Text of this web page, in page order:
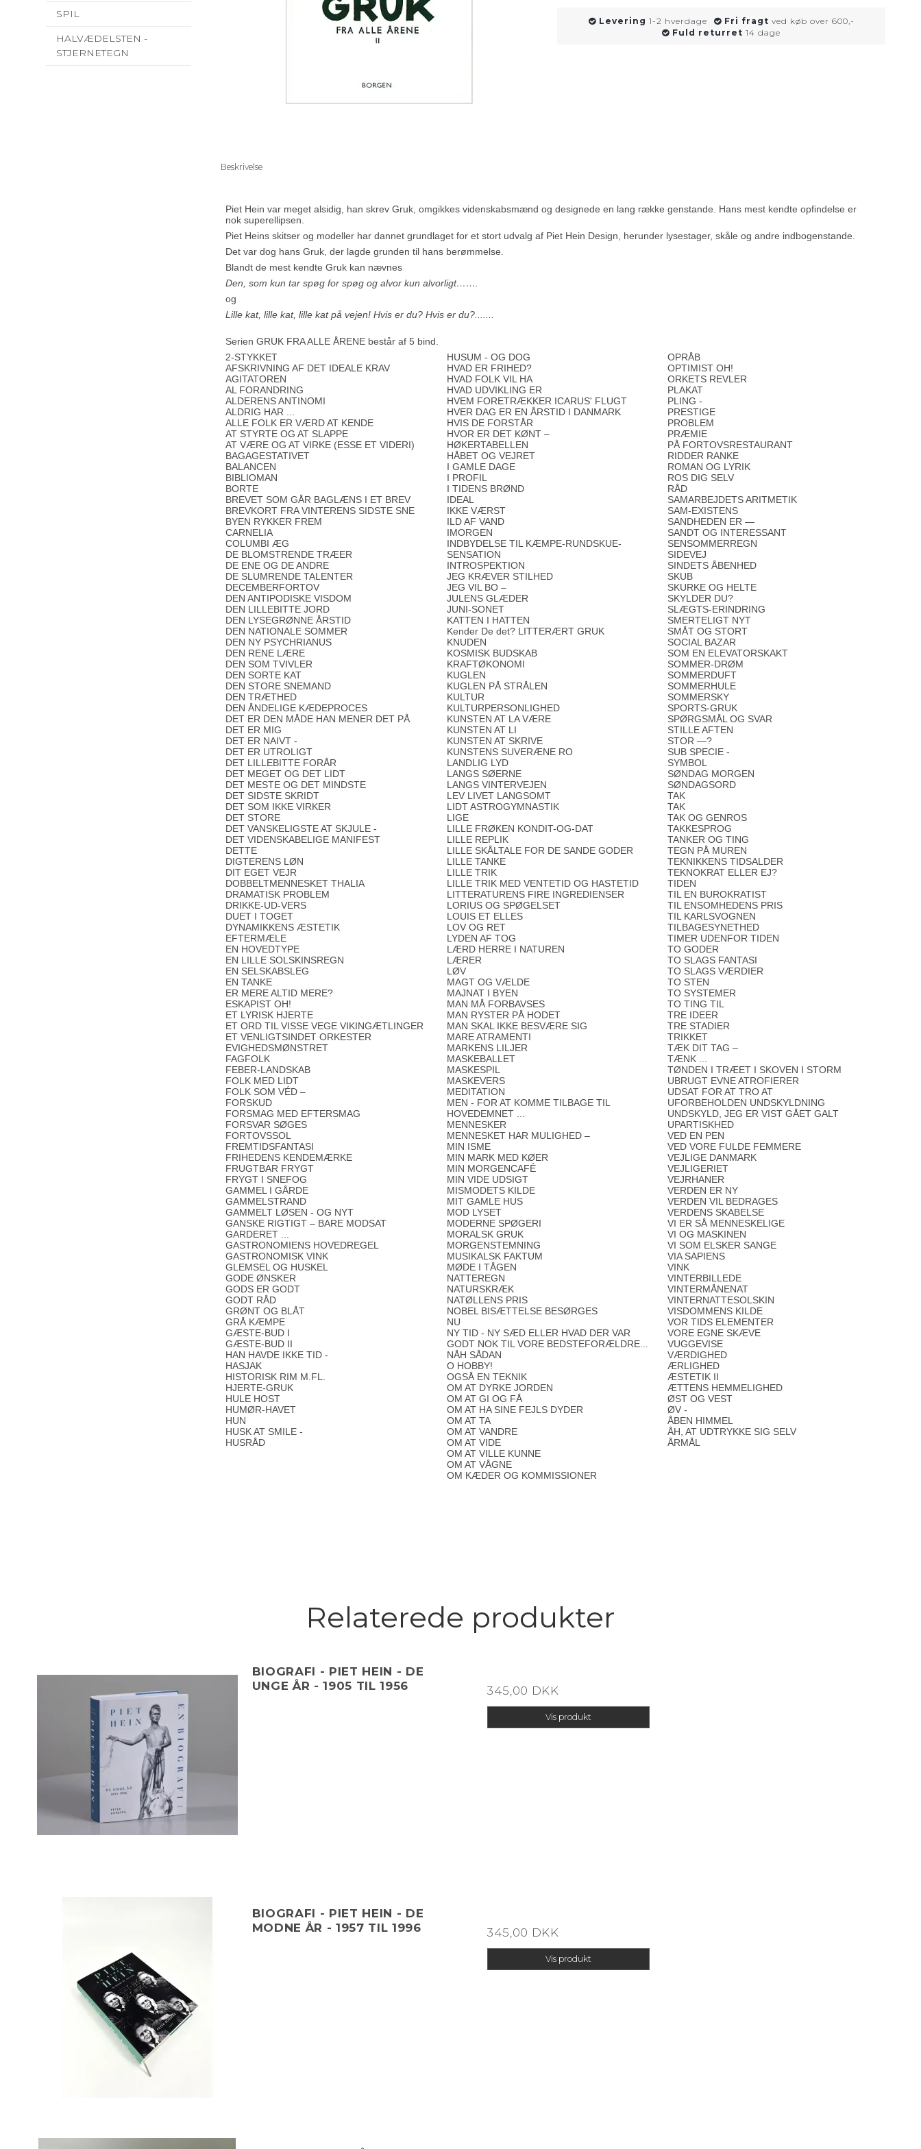
SPIL
HALVÆDELSTEN -
STJERNETEGN
Levering 1-2 hverdage Fri fragt ved køb over 600,-
Fuld returret 14 dage
Beskrivelse
Piet Hein var meget alsidig, han skrev Gruk, omgikkes videnskabsmænd og designede en lang række genstande. Hans mest kendte opfindelse er
nok superellipsen.
Piet Heins skitser og modeller har dannet grundlaget for et stort udvalg af Piet Hein Design, herunder lysestager, skåle og andre indbogenstande.
Det var dog hans Gruk, der lagde grunden til hans berømmelse.
Blandt de mest kendte Gruk kan nævnes
Den, som kun tar spøg for spøg og alvor kun alvorligt…….
og
Lille kat, lille kat, lille kat på vejen! Hvis er du? Hvis er du?.......
Serien GRUK FRA ALLE ÅRENE består af 5 bind.
2-STYKKET
AFSKRIVNING AF DET IDEALE KRAV
AGITATOREN
AL FORANDRING
ALDERENS ANTINOMI
ALDRIG HAR ...
ALLE FOLK ER VÆRD AT KENDE
AT STYRTE OG AT SLAPPE
AT VÆRE OG AT VIRKE (ESSE ET VIDERI)
BAGAGESTATIVET
BALANCEN
BIBLIOMAN
BORTE
BREVET SOM GÅR BAGLÆNS I ET BREV
BREVKORT FRA VINTERENS SIDSTE SNE
BYEN RYKKER FREM
CARNELIA
COLUMBI ÆG
DE BLOMSTRENDE TRÆER
DE ENE OG DE ANDRE
DE SLUMRENDE TALENTER
DECEMBERFORTOV
DEN ANTIPODISKE VISDOM
DEN LILLEBITTE JORD
DEN LYSEGRØNNE ÅRSTID
DEN NATIONALE SOMMER
DEN NY PSYCHRIANUS
DEN RENE LÆRE
DEN SOM TVIVLER
DEN SORTE KAT
DEN STORE SNEMAND
DEN TRÆTHED
DEN ÅNDELIGE KÆDEPROCES
DET ER DEN MÅDE HAN MENER DET PÅ
DET ER MIG
DET ER NAIVT -
DET ER UTROLIGT
DET LILLEBITTE FORÅR
DET MEGET OG DET LIDT
DET MESTE OG DET MINDSTE
DET SIDSTE SKRIDT
DET SOM IKKE VIRKER
DET STORE
DET VANSKELIGSTE AT SKJULE -
DET VIDENSKABELIGE MANIFEST
DETTE
DIGTERENS LØN
DIT EGET VEJR
DOBBELTMENNESKET THALIA
DRAMATISK PROBLEM
DRIKKE-UD-VERS
DUET I TOGET
DYNAMIKKENS ÆSTETIK
EFTERMÆLE
EN HOVEDTYPE
EN LILLE SOLSKINSREGN
EN SELSKABSLEG
EN TANKE
ER MERE ALTID MERE?
ESKAPIST OH!
ET LYRISK HJERTE
ET ORD TIL VISSE VEGE VIKINGÆTLINGER
ET VENLIGTSINDET ORKESTER
EVIGHEDSMØNSTRET
FAGFOLK
FEBER-LANDSKAB
FOLK MED LIDT
FOLK SOM VÉD –
FORSKUD
FORSMAG MED EFTERSMAG
FORSVAR SØGES
FORTOVSSOL
FREMTIDSFANTASI
FRIHEDENS KENDEMÆRKE
FRUGTBAR FRYGT
FRYGT I SNEFOG
GAMMEL I GÅRDE
GAMMELSTRAND
GAMMELT LØSEN - OG NYT
GANSKE RIGTIGT – BARE MODSAT
GARDERET ...
GASTRONOMIENS HOVEDREGEL
GASTRONOMISK VINK
GLEMSEL OG HUSKEL
GODE ØNSKER
GODS ER GODT
GODT RÅD
GRØNT OG BLÅT
GRÅ KÆMPE
GÆSTE-BUD I
GÆSTE-BUD II
HAN HAVDE IKKE TID -
HASJAK
HISTORISK RIM M.FL.
HJERTE-GRUK
HULE HOST
HUMØR-HAVET
HUN
HUSK AT SMILE -
HUSRÅD
HUSUM - OG DOG
HVAD ER FRIHED?
HVAD FOLK VIL HA
HVAD UDVIKLING ER
HVEM FORETRÆKKER ICARUS' FLUGT
HVER DAG ER EN ÅRSTID I DANMARK
HVIS DE FORSTÅR
HVOR ER DET KØNT –
HØKERTABELLEN
HÅBET OG VEJRET
I GAMLE DAGE
I PROFIL
I TIDENS BRØND
IDEAL
IKKE VÆRST
ILD AF VAND
IMORGEN
INDBYDELSE TIL KÆMPE-RUNDSKUE-
SENSATION
INTROSPEKTION
JEG KRÆVER STILHED
JEG VIL BO –
JULENS GLÆDER
JUNI-SONET
KATTEN I HATTEN
Kender De det? LITTERÆRT GRUK
KNUDEN
KOSMISK BUDSKAB
KRAFTØKONOMI
KUGLEN
KUGLEN PÅ STRÅLEN
KULTUR
KULTURPERSONLIGHED
KUNSTEN AT LA VÆRE
KUNSTEN AT LI
KUNSTEN AT SKRIVE
KUNSTENS SUVERÆNE RO
LANDLIG LYD
LANGS SØERNE
LANGS VINTERVEJEN
LEV LIVET LANGSOMT
LIDT ASTROGYMNASTIK
LIGE
LILLE FRØKEN KONDIT-OG-DAT
LILLE REPLIK
LILLE SKÅLTALE FOR DE SANDE GODER
LILLE TANKE
LILLE TRIK
LILLE TRIK MED VENTETID OG HASTETID
LITTERATURENS FIRE INGREDIENSER
LORIUS OG SPØGELSET
LOUIS ET ELLES
LOV OG RET
LYDEN AF TOG
LÆRD HERRE I NATUREN
LÆRER
LØV
MAGT OG VÆLDE
MAJNAT I BYEN
MAN MÅ FORBAVSES
MAN RYSTER PÅ HODET
MAN SKAL IKKE BESVÆRE SIG
MARE ATRAMENTI
MARKENS LILJER
MASKEBALLET
MASKESPIL
MASKEVERS
MEDITATION
MEN - FOR AT KOMME TILBAGE TIL
HOVEDEMNET ...
MENNESKER
MENNESKET HAR MULIGHED –
MIN ISME
MIN MARK MED KØER
MIN MORGENCAFÉ
MIN VIDE UDSIGT
MISMODETS KILDE
MIT GAMLE HUS
MOD LYSET
MODERNE SPØGERI
MORALSK GRUK
MORGENSTEMNING
MUSIKALSK FAKTUM
MØDE I TÅGEN
NATTEREGN
NATURSKRÆK
NATØLLENS PRIS
NOBEL BISÆTTELSE BESØRGES
NU
NY TID - NY SÆD ELLER HVAD DER VAR
GODT NOK TIL VORE BEDSTEFORÆLDRE...
NÅH SÅDAN
O HOBBY!
OGSÅ EN TEKNIK
OM AT DYRKE JORDEN
OM AT GI OG FÅ
OM AT HA SINE FEJLS DYDER
OM AT TA
OM AT VANDRE
OM AT VIDE
OM AT VILLE KUNNE
OM AT VÅGNE
OM KÆDER OG KOMMISSIONER
OPRÅB
OPTIMIST OH!
ORKETS REVLER
PLAKAT
PLING -
PRESTIGE
PROBLEM
PRÆMIE
PÅ FORTOVSRESTAURANT
RIDDER RANKE
ROMAN OG LYRIK
ROS DIG SELV
RÅD
SAMARBEJDETS ARITMETIK
SAM-EXISTENS
SANDHEDEN ER —
SANDT OG INTERESSANT
SENSOMMERREGN
SIDEVEJ
SINDETS ÅBENHED
SKUB
SKURKE OG HELTE
SKYLDER DU?
SLÆGTS-ERINDRING
SMERTELIGT NYT
SMÅT OG STORT
SOCIAL BAZAR
SOM EN ELEVATORSKAKT
SOMMER-DRØM
SOMMERDUFT
SOMMERHULE
SOMMERSKY
SPORTS-GRUK
SPØRGSMÅL OG SVAR
STILLE AFTEN
STOR —?
SUB SPECIE -
SYMBOL
SØNDAG MORGEN
SØNDAGSORD
TAK
TAK
TAK OG GENROS
TAKKESPROG
TANKER OG TING
TEGN PÅ MUREN
TEKNIKKENS TIDSALDER
TEKNOKRAT ELLER EJ?
TIDEN
TIL EN BUROKRATIST
TIL ENSOMHEDENS PRIS
TIL KARLSVOGNEN
TILBAGESYNETHED
TIMER UDENFOR TIDEN
TO GODER
TO SLAGS FANTASI
TO SLAGS VÆRDIER
TO STEN
TO SYSTEMER
TO TING TIL
TRE IDEER
TRE STADIER
TRIKKET
TÆK DIT TAG –
TÆNK ...
TØNDEN I TRÆET I SKOVEN I STORM
UBRUGT EVNE ATROFIERER
UDSAT FOR AT TRO AT
UFORBEHOLDEN UNDSKYLDNING
UNDSKYLD, JEG ER VIST GÅET GALT
UPARTISKHED
VED EN PEN
VED VORE FULDE FEMMERE
VEJLIGE DANMARK
VEJLIGERIET
VEJRHANER
VERDEN ER NY
VERDEN VIL BEDRAGES
VERDENS SKABELSE
VI ER SÅ MENNESKELIGE
VI OG MASKINEN
VI SOM ELSKER SANGE
VIA SAPIENS
VINK
VINTERBILLEDE
VINTERMÅNENAT
VINTERNATTESOLSKIN
VISDOMMENS KILDE
VOR TIDS ELEMENTER
VORE EGNE SKÆVE
VUGGEVISE
VÆRDIGHED
ÆRLIGHED
ÆSTETIK II
ÆTTENS HEMMELIGHED
ØST OG VEST
ØV -
ÅBEN HIMMEL
ÅH, AT UDTRYKKE SIG SELV
ÅRMÅL
Relaterede produkter
BIOGRAFI - PIET HEIN - DE
UNGE ÅR - 1905 TIL 1956
345,00 DKK
Vis produkt
BIOGRAFI - PIET HEIN - DE
MODNE ÅR - 1957 TIL 1996
345,00 DKK
Vis produkt